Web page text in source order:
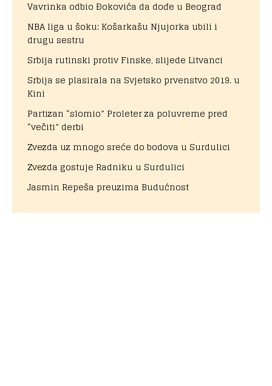
Vavrinka odbio Đokovića da dođe u Beograd
NBA liga u šoku: Košarkašu Njujorka ubili i
drugu sestru
Srbija rutinski protiv Finske, slijede Litvanci
Srbija se plasirala na Svjetsko prvenstvo 2019. u
Kini
Partizan “slomio” Proleter za poluvreme pred
“večiti” derbi
Zvezda uz mnogo sreće do bodova u Surdulici
Zvezda gostuje Radniku u Surdulici
Jasmin Repeša preuzima Budućnost